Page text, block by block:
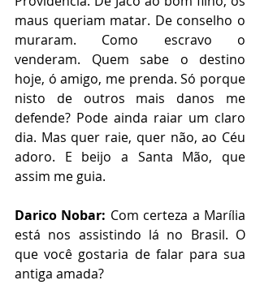
maus queriam matar. De conselho o
muraram. Como escravo o
venderam. Quem sabe o destino
hoje, ó amigo, me prenda. Só porque
nisto de outros mais danos me
defende? Pode ainda raiar um claro
dia. Mas quer raie, quer não, ao Céu
adoro. E beijo a Santa Mão, que
assim me guia.
Darico Nobar: Com certeza a Marília
está nos assistindo lá no Brasil. O
que você gostaria de falar para sua
antiga amada?